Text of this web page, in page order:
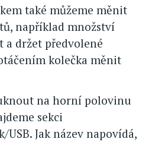
také můžeme měnit
například množství
a držet předvolené
kolečka měnit
na horní polovinu
sekci
Jak název napovídá,